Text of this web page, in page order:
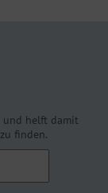
und helft damit
finden.